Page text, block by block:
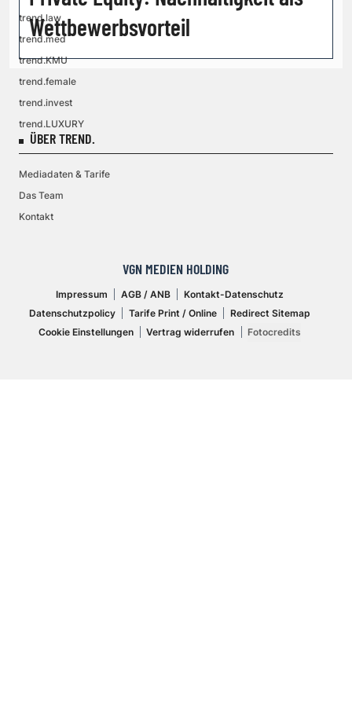
Wettbewerbsvorteil
trend.law
trend.med
trend.KMU
trend.female
trend.invest
trend.LUXURY
ÜBER TREND.
Mediadaten & Tarife
Das Team
Kontakt
VGN MEDIEN HOLDING
Impressum AGB / ANB
Kontakt-Datenschutz
Datenschutzpolicy
Tarife Print / Online
Redirect Sitemap
Cookie Einstellungen
Vertrag widerrufen Fotocredits